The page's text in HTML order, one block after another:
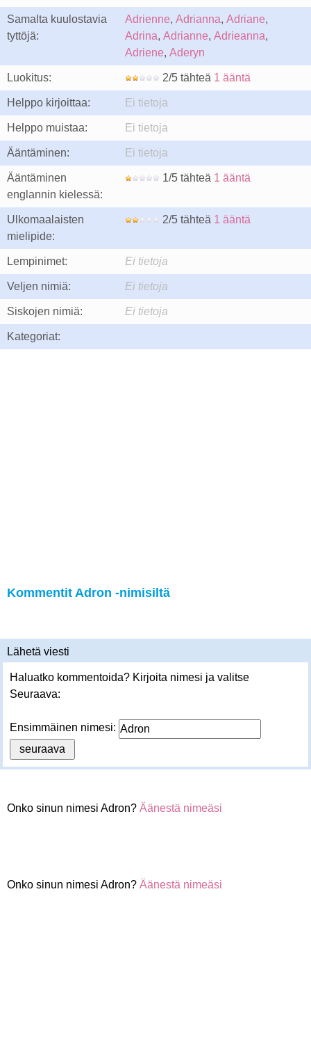
Samalta kuulostavia
tyttöjä:
Adrienne, Adrianna, Adriane,
Adrina, Adrianne, Adrieanna,
Adriene, Aderyn
Luokitus: 2/5 tähteä 1 ääntä
Helppo kirjoittaa: Ei tietoja
Helppo muistaa: Ei tietoja
Ääntäminen: Ei tietoja
Ääntäminen
englannin kielessä:
1/5 tähteä 1 ääntä
Ulkomaalaisten
mielipide:
2/5 tähteä 1 ääntä
Lempinimet: Ei tietoja
Veljen nimiä: Ei tietoja
Siskojen nimiä: Ei tietoja
Kategoriat:
Kommentit Adron -nimisiltä
Lähetä viesti
Haluatko kommentoida? Kirjoita nimesi ja valitse
Seuraava:
Ensimmäinen nimesi:
Onko sinun nimesi Adron? Äänestä nimeäsi
Onko sinun nimesi Adron? Äänestä nimeäsi